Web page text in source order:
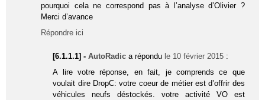
pourquoi cela ne correspond pas à l’analyse d’Olivier ?
Merci d’avance
Répondre ici
[6.1.1.1] -AutoRadic a répondu le 10 février 2015 :
A lire votre réponse, en fait, je comprends ce que
voulait dire DropC: votre coeur de métier est d’offrir des
véhicules neufs déstockés. votre activité VO est